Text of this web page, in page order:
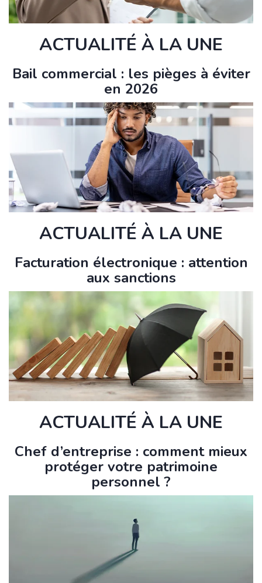
ACTUALITÉ À LA UNE
Bail commercial : les pièges à éviter
en 2026
ACTUALITÉ À LA UNE
Facturation électronique : attention
aux sanctions
ACTUALITÉ À LA UNE
Chef d’entreprise : comment mieux
protéger votre patrimoine
personnel ?